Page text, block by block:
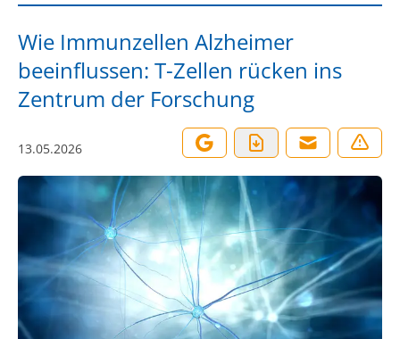
Wie Immunzellen Alzheimer
beeinflussen: T-Zellen rücken ins
Zentrum der Forschung
13.05.2026